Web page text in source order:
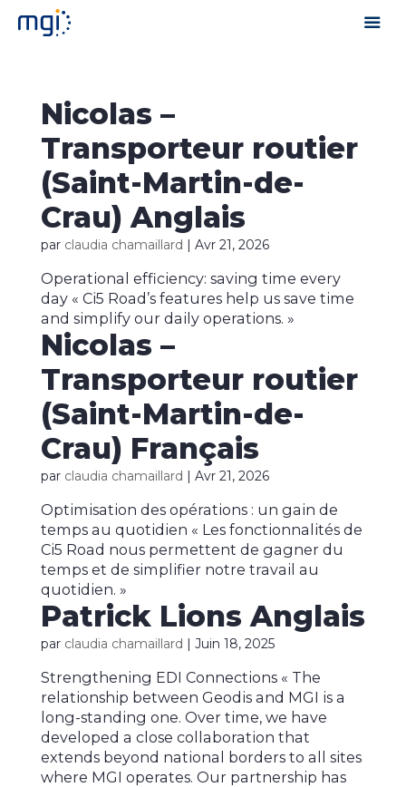
Nicolas –
Transporteur routier
(Saint-Martin-de-
Crau) Anglais
par claudia chamaillard | Avr 21, 2026
Operational efficiency: saving time every
day « Ci5 Road’s features help us save time
and simplify our daily operations. »
Nicolas –
Transporteur routier
(Saint-Martin-de-
Crau) Français
par claudia chamaillard | Avr 21, 2026
Optimisation des opérations : un gain de
temps au quotidien « Les fonctionnalités de
Ci5 Road nous permettent de gagner du
temps et de simplifier notre travail au
quotidien. »
Patrick Lions Anglais
par claudia chamaillard | Juin 18, 2025
Strengthening EDI Connections « The
relationship between Geodis and MGI is a
long-standing one. Over time, we have
developed a close collaboration that
extends beyond national borders to all sites
where MGI operates. Our partnership has